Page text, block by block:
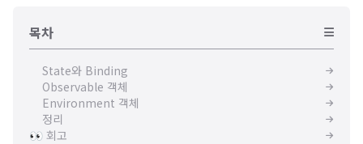
목차
State와 Binding
Observable 객체
Environment 객체
정리
👀 회고